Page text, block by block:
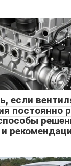
если
постоянно